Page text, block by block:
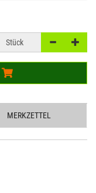
Stück
MERKZETTEL